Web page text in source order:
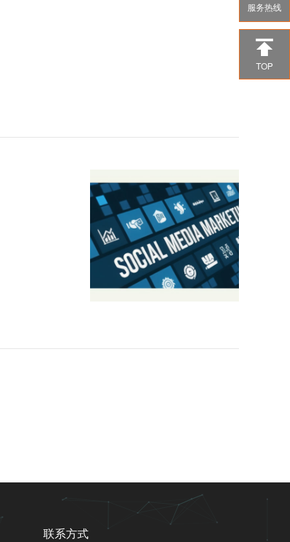
服务热线

TOP
联系方式